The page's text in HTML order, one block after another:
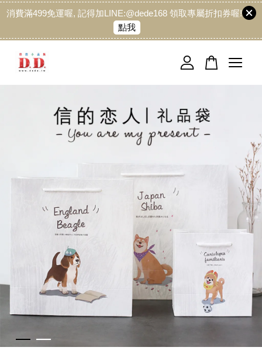
消費滿499免運喔, 記得加LINE:@dede168 領取專屬折扣券喔!
點我
您的購物車目前還是空的。